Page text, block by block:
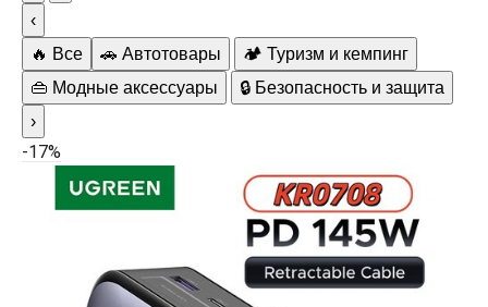
‹
🔥 Все
🚗 Автотовары
🏕️ Туризм и кемпинг
👜 Модные аксессуары
🔒 Безопасность и защита
›
-17%